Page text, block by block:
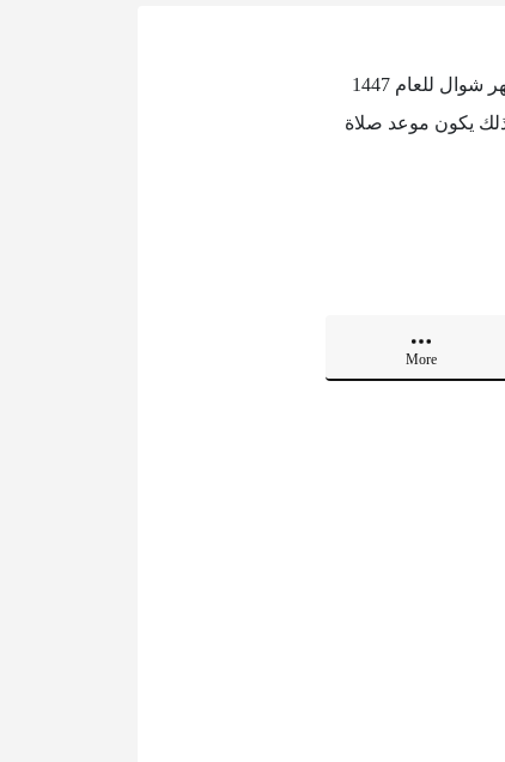
إن موعد صلاة عيد الفطر في تبوك للعام 1447 – 2026 يكون بعد شروق شمس يوم الجمعة الأول من شهر شوال للعام 1447
الفلكية، وبذلك يكون موعد صلاة
More